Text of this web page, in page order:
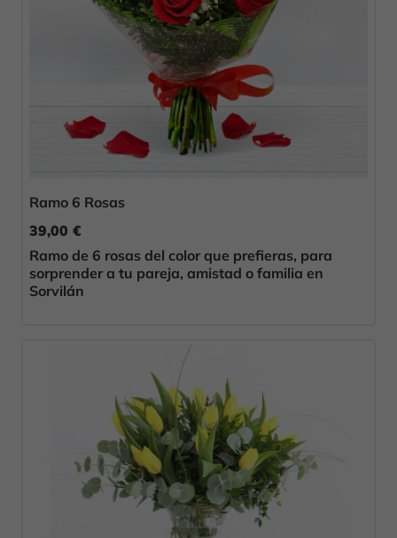
Ramo 6 Rosas
39,00 €
Ramo de 6 rosas del color que prefieras, para
sorprender a tu pareja, amistad o familia en
Sorvilán